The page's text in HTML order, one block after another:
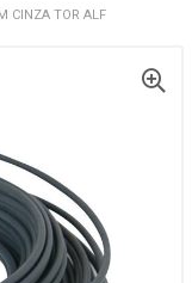
CINZA TOR ALF